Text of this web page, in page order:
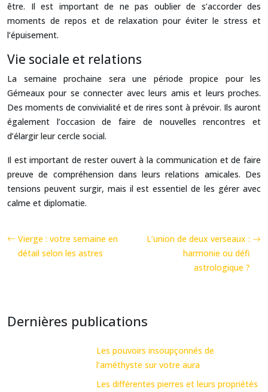
être. Il est important de ne pas oublier de s’accorder des
moments de repos et de relaxation pour éviter le stress et
l’épuisement.
Vie sociale et relations
La semaine prochaine sera une période propice pour les
Gémeaux pour se connecter avec leurs amis et leurs proches.
Des moments de convivialité et de rires sont à prévoir. Ils auront
également l’occasion de faire de nouvelles rencontres et
d’élargir leur cercle social.
Il est important de rester ouvert à la communication et de faire
preuve de compréhension dans leurs relations amicales. Des
tensions peuvent surgir, mais il est essentiel de les gérer avec
calme et diplomatie.
Vierge : votre semaine en
détail selon les astres
L’union de deux verseaux :
harmonie ou défi
astrologique ?
Dernières publications
Les pouvoirs insoupçonnés de
l’améthyste sur votre aura
Les différentes pierres et leurs propriétés